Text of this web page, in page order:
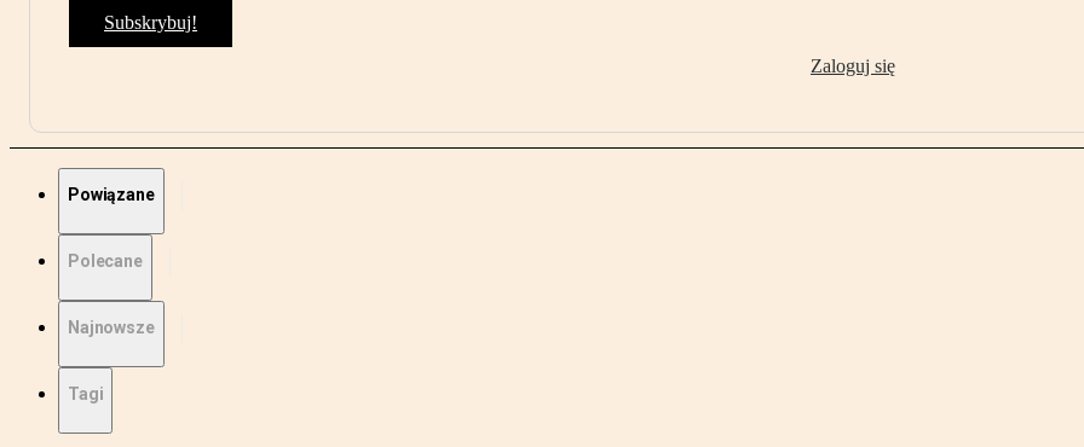
Subskrybuj!
Zaloguj się
Powiązane
Polecane
Najnowsze
Tagi